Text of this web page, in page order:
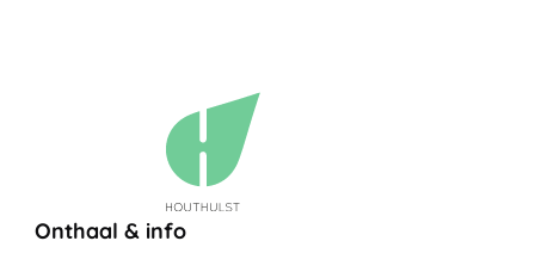
Contact & openingsuren
Onthaal & info